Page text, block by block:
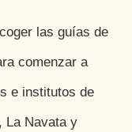
las guías de
comenzar a
e institutos de
La Navata y